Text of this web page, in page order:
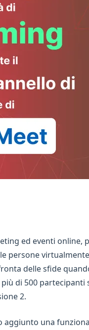
ed eventi
persone
delle sfide
di 500
2.
aggiunto una